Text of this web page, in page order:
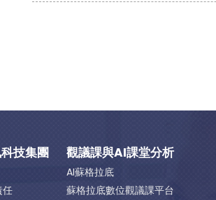
技集團
任
觀議課與AI課堂分析
AI蘇格拉底
蘇格拉底數位觀議課平台